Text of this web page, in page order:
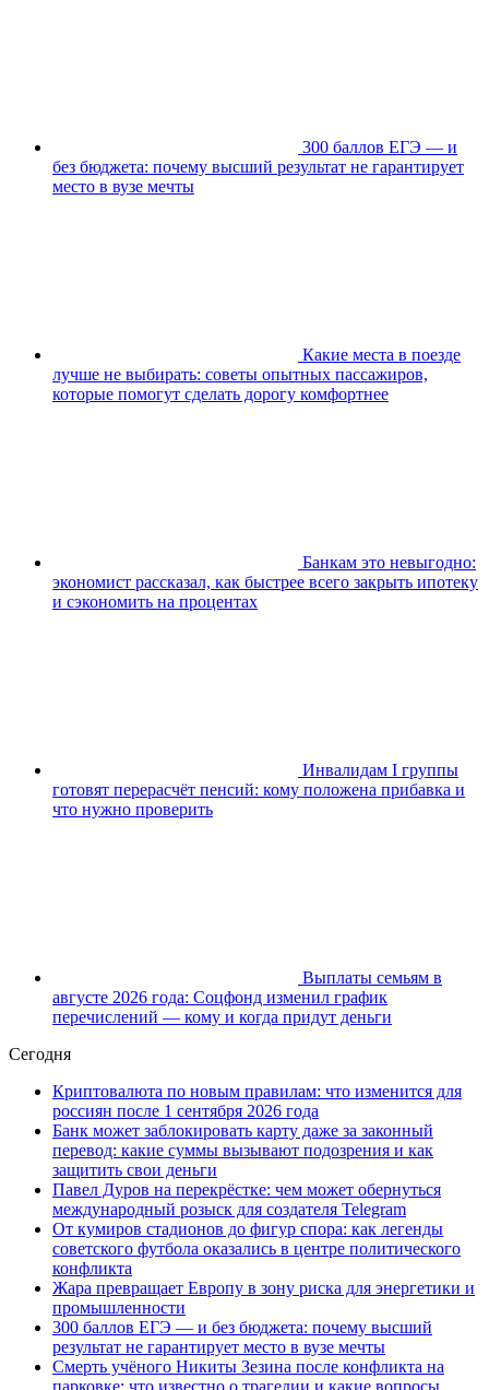
300 баллов ЕГЭ — и
без бюджета: почему высший результат не гарантирует
место в вузе мечты
Какие места в поезде
лучше не выбирать: советы опытных пассажиров,
которые помогут сделать дорогу комфортнее
Банкам это невыгодно:
экономист рассказал, как быстрее всего закрыть ипотеку
и сэкономить на процентах
Инвалидам I группы
готовят перерасчёт пенсий: кому положена прибавка и
что нужно проверить
Выплаты семьям в
августе 2026 года: Соцфонд изменил график
перечислений — кому и когда придут деньги
Сегодня
Криптовалюта по новым правилам: что изменится для
россиян после 1 сентября 2026 года
Банк может заблокировать карту даже за законный
перевод: какие суммы вызывают подозрения и как
защитить свои деньги
Павел Дуров на перекрёстке: чем может обернуться
международный розыск для создателя Telegram
От кумиров стадионов до фигур спора: как легенды
советского футбола оказались в центре политического
конфликта
Жара превращает Европу в зону риска для энергетики и
промышленности
300 баллов ЕГЭ — и без бюджета: почему высший
результат не гарантирует место в вузе мечты
Смерть учёного Никиты Зезина после конфликта на